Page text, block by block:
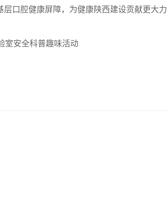
口腔健康屏障，为健康陕西建设贡献更大力
室安全科普趣味活动